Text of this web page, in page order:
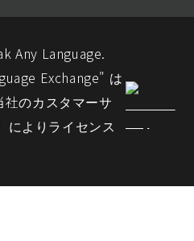
Any Language.
Exchange" は
のカスタマーサ
によりライセンス